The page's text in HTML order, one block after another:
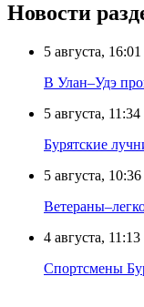
Новости
5 августа, 16:01
В Улан–Удэ
5 августа, 11:34
Бурятские
5 августа, 10:36
4 августа, 11:13
Спортсмены